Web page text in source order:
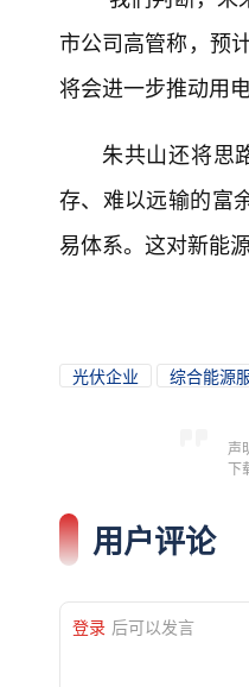
市公司高管称，预
将会进一步推动用
朱共山还将思
存、难以远输的富
易体系。这对新能
光伏企业 综合能源
声
下
用户评论
登录 后可以发言